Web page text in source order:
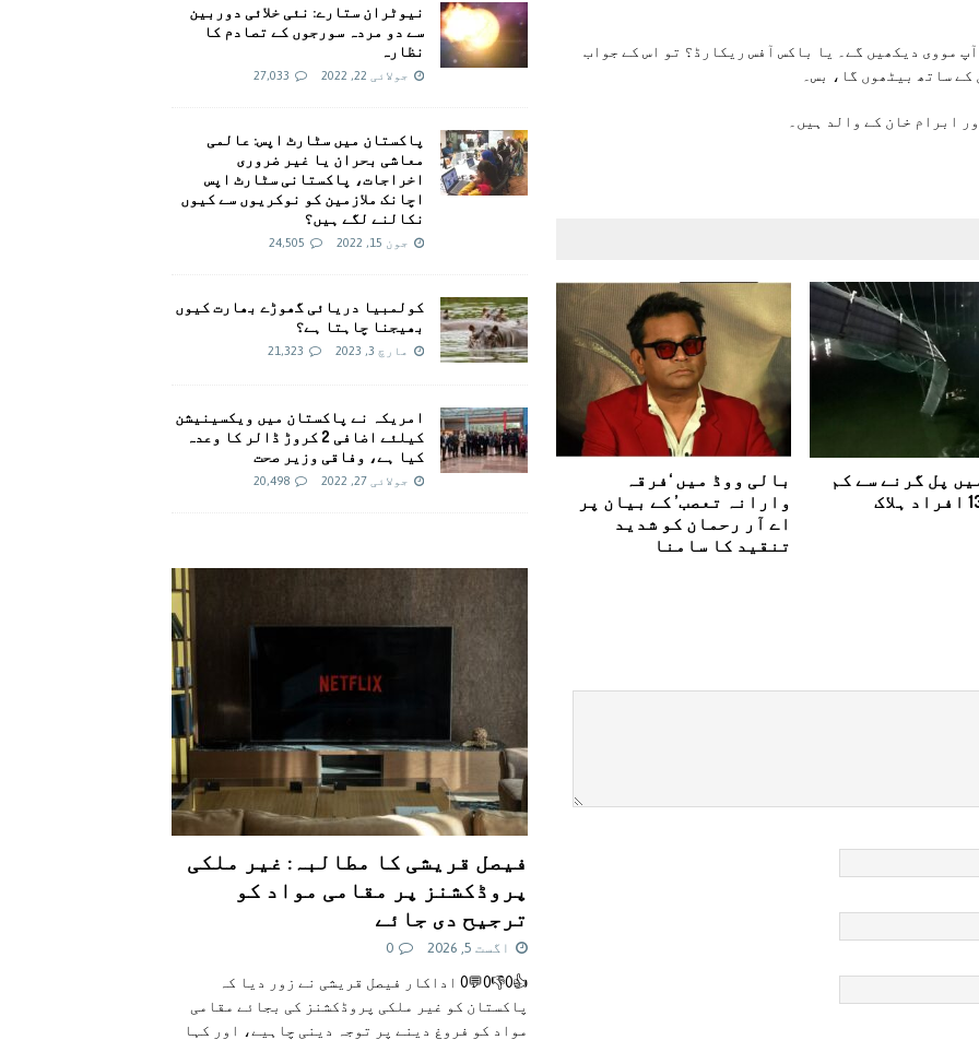
مووی دیکھیں گے۔ یا باکس آفس ریکارڈ؟ تو اس کے جواب
ساتھ بیٹھوں گا، بس۔
ابرام خان کے والد ہیں۔
پل گرنے سے کم
بالی ووڈ میں ‘فرقہ
وارانہ تعصب’ کے بیان پر
اے آر رحمان کو شدید
تنقید کا سامنا
نیوٹران ستارے: نئی خلائی دوربین
سے دو مردہ سورجوں کے تصادم کا
نظارہ
جولائی 22, 2022 27,033
پاکستان میں سٹارٹ اپس: عالمی
معاشی بحران یا غیر ضروری
اخراجات، پاکستانی سٹارٹ اپس
اچانک ملازمین کو نوکریوں سے کیوں
نکالنے لگے ہیں؟
جون 15, 2022 24,505
کولمبیا دریائی گھوڑے بھارت کیوں
بھیجنا چاہتا ہے؟
مارچ 3, 2023 21,323
امريکہ نے پاکستان میں ویکسینیشن
کیلئے اضافی 2 کروڑ ڈالر کا وعدہ
کیا ہے، وفاقی وزیر صحت
جولائی 27, 2022 20,498
فیصل قریشی کا مطالبہ: غیر ملکی
پروڈکشنز پر مقامی مواد کو
ترجیح دی جائے
اگست 5, 2026 0
👍0👎0💬0 اداکار فیصل قریشی نے زور دیا کہ
پاکستان کو غیر ملکی پروڈکشنز کی بجائے مقامی
مواد کو فروغ دینے پر توجہ دینی چاہیے، اور کہا